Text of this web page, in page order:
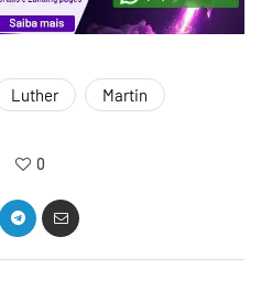
Luther Martin
0